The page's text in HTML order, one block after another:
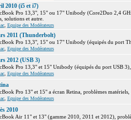
2010 (i5 et i7)
Pro 13,3", 15" ou 17" Unibody (Core2Duo 2,4
solutions et autre.
, Equipe des Modérateurs
2011 (Thunderbolt)
Pro 13,3", 15" ou 17" Unibody (équipés du port
, Equipe des Modérateurs
2012 (USB 3)
Pro 13,3" et 15" Unibody (équipés du port USB
, Equipe des Modérateurs
Pro 13" et 15" a écran Retina, problèmes matériels,
, Equipe des Modérateurs
2010
Air 11" et 13" (gamme 2010, 2011 et 2012),